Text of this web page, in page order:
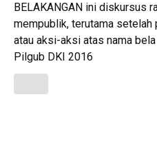
BELAKANGAN ini diskursus
mempublik, terutama setelah
atau aksi-aksi atas nama
Pilgub DKI 2016